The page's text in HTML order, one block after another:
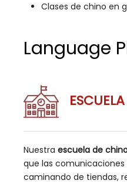
Clases de chino en
Language
Nuestra escuela de
que las
caminando de tiendas,